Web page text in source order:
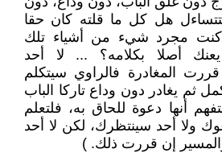
هل كل ما قلته كان حقا
كنت مجرد شيء من أشياء تلك
أصلا بكلامه؟ ... لا أحد
المغادرة فالراوي سيتكلم
يغادر دون وداع تاركا الباب
أنها دعوة للحاق به، فلتعلم
ولا أحد سينتظرك، لكن لا أحد
إن قررت ذلك. )